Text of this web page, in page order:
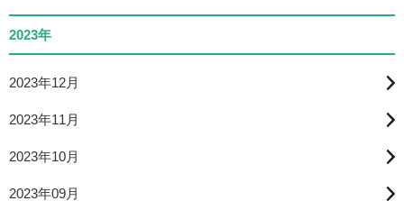
2023年
2023年12月
2023年11月
2023年10月
2023年09月